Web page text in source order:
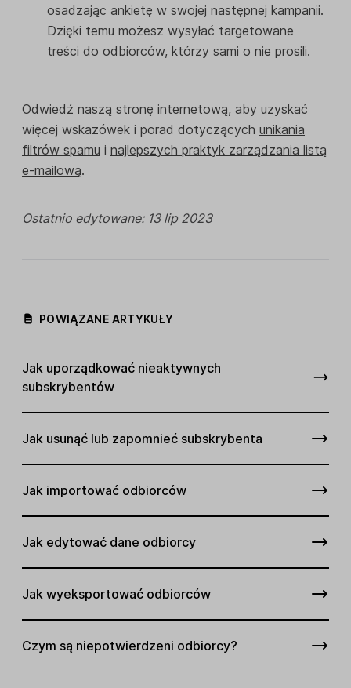
osadzając ankietę w swojej następnej kampanii.
Dzięki temu możesz wysyłać targetowane
treści do odbiorców, którzy sami o nie prosili.
Odwiedź naszą stronę internetową, aby uzyskać
więcej wskazówek i porad dotyczących unikania
filtrów spamu i najlepszych praktyk zarządzania listą
e-mailową.
Ostatnio edytowane: 13 lip 2023
POWIĄZANE ARTYKUŁY
Jak uporządkować nieaktywnych
subskrybentów
Jak usunąć lub zapomnieć subskrybenta
Jak importować odbiorców
Jak edytować dane odbiorcy
Jak wyeksportować odbiorców
Czym są niepotwierdzeni odbiorcy?